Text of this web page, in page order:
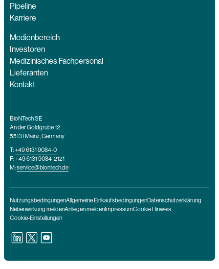
Pipeline
Karriere
Medienbereich
Investoren
Medizinisches Fachpersonal
Lieferanten
Kontakt
BioNTech SE
An der Goldgrube 12
55131 Mainz, Germany
T:+49 6131 9084-0
F: +49 6131 9084-2121
M:service@biontech.de
NutzungsbedingungenAllgemeine EinkaufsbedingungenDatenschutzerklärung
Nebenwirkung meldenAnliegen melden ImpressumCookie Hinweis
Cookie-Einstellungen